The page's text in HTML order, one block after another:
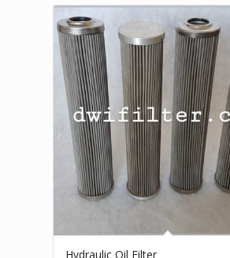
Hydraulic Oil Filter